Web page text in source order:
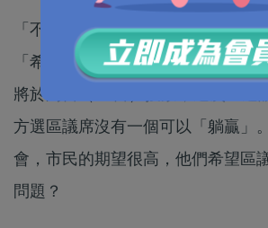
「不要只說不做，沒有意思，真是
「希望政府或區議員多些關心我
將於周日（10日）投票，這次區選
方選區議席沒有一個可以「躺贏」
會，市民的期望很高，他們希望區
問題？